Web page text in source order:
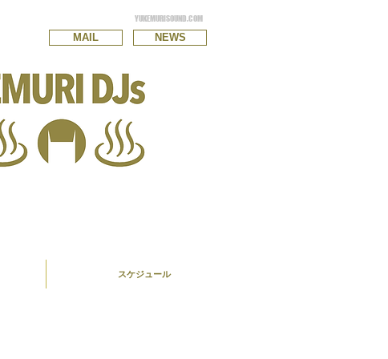
YUKEMURISOUND.COM
MAIL NEWS
スケジュール